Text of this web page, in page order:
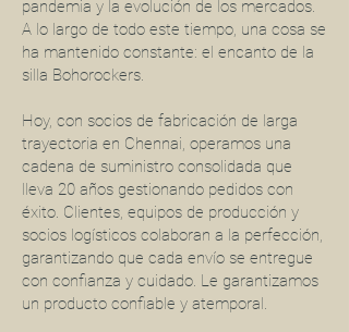
pandemia y la evolución de los mercados.
A lo largo de todo este tiempo, una cosa se
ha mantenido constante: el encanto de la
silla Bohorockers.
Hoy, con socios de fabricación de larga
trayectoria en Chennai, operamos una
cadena de suministro consolidada que
lleva 20 años gestionando pedidos con
éxito. Clientes, equipos de producción y
socios logísticos colaboran a la perfección,
garantizando que cada envío se entregue
con confianza y cuidado. Le garantizamos
un producto confiable y atemporal.